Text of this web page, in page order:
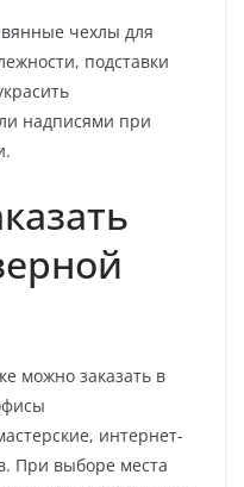
чехлы для
подставки
надписями при
можно заказать в
интернет-
При выборе места